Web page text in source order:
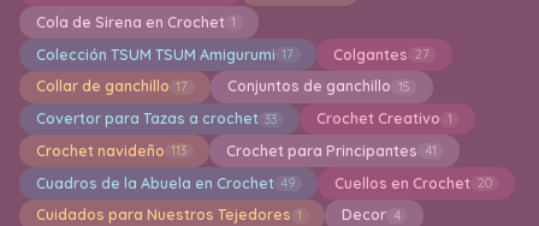
Cola de Sirena en Crochet 1
Colección TSUM TSUM Amigurumi 17 Colgantes 27
Collar de ganchillo 17 Conjuntos de ganchillo 15
Covertor para Tazas a crochet 33 Crochet Creativo 1
Crochet navideño 113 Crochet para Principantes 41
Cuadros de la Abuela en Crochet 49 Cuellos en Crochet 20
Cuidados para Nuestros Tejedores 1 Decor 4